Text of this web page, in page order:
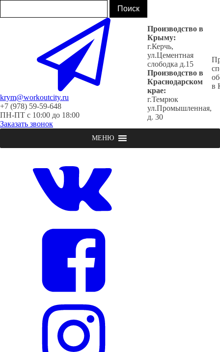
krym@workoutcity.ru
+7 (978) 59-59-648
ПН-ПТ с 10:00 до 18:00
Заказать звонок
Производство в
Крыму:
г.Керчь,
ул.Цементная
слободка д.15
Производство в
Краснодарском
крае:
г.Темрюк
ул.Промышленная,
д. 30
в
МЕНЮ